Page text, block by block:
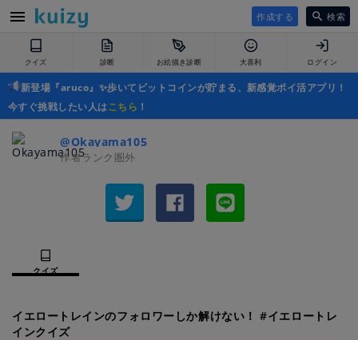
作成する 検索
クイズ 診断 お絵描き診断 大喜利 ログイン
新登場『aruco』✨歩いてビットコインが貯まる、新感覚ポイ活アプリ！
今すぐ挑戦したい人はこちら ！
@Okayama105
作者ランク圏外
クイズ
イエロートレインのフォロワーしか解けない！ #イエロートレ
インクイズ